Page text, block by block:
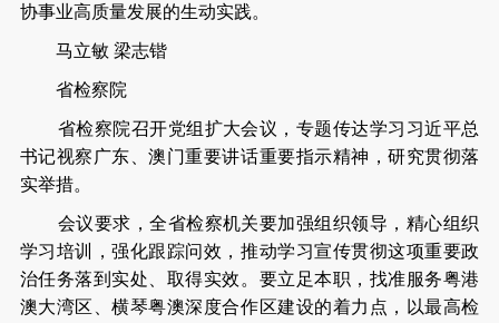
协事业高质量发展的生动实践。
马立敏 梁志锴
省检察院
省检察院召开党组扩大会议，专题传达学习习近平总
书记视察广东、澳门重要讲话重要指示精神，研究贯彻落
实举措。
会议要求，全省检察机关要加强组织领导，精心组织
学习培训，强化跟踪问效，推动学习宣传贯彻这项重要政
治任务落到实处、取得实效。要立足本职，找准服务粤港
澳大湾区、横琴粤澳深度合作区建设的着力点，以最高检